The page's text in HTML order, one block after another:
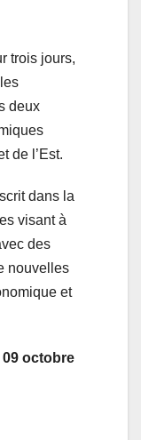
trois jours,
deux
de l’Est.
dans la
visant à
des
nouvelles
et
octobre